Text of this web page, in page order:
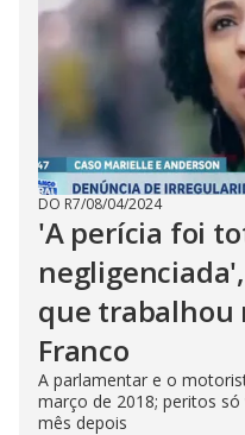
DO R7/08/04/2024
'A perícia foi
que trabalhou
Franco
A parlamentar e o
março de 2018; peritos
mês depois